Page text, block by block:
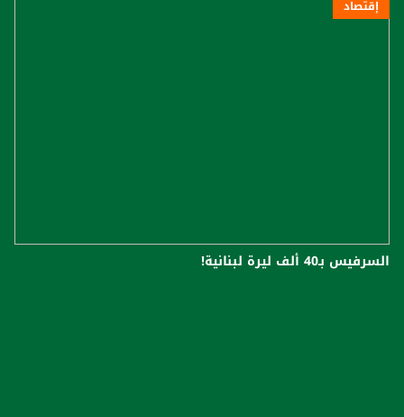
إقتصاد
السرفيس بـ40 ألف ليرة لبنانية!